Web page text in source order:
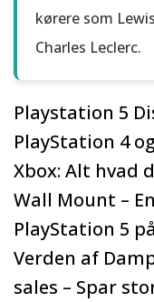
kørere som
Charles Leclerc.
Playstation 5
PlayStation 4
Xbox: Alt hvad
Wall Mount –
PlayStation 5
Verden af
sales – Spar